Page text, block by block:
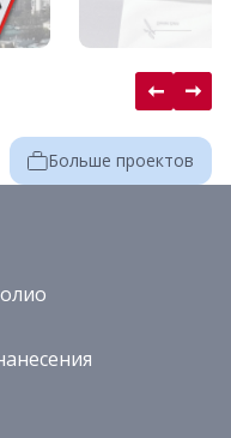
Больше проектов